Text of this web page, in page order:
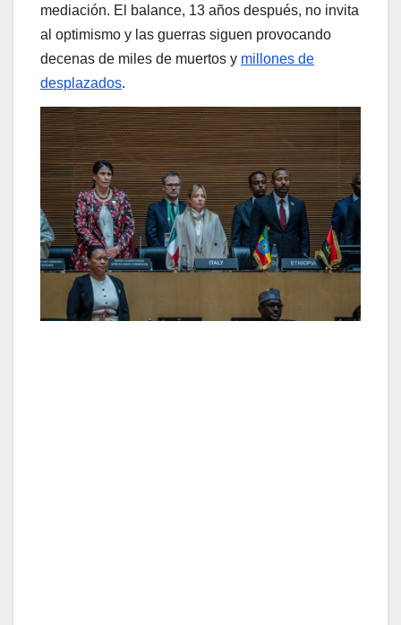
mediación. El balance, 13 años después, no invita
al optimismo y las guerras siguen provocando
decenas de miles de muertos y millones de
desplazados.